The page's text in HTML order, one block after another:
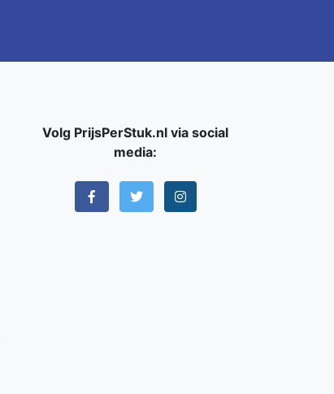
Volg PrijsPerStuk.nl via social
media: